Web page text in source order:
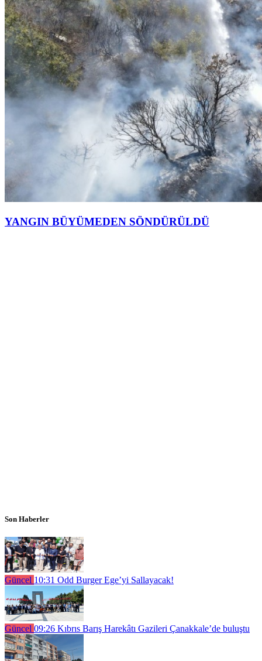
YANGIN BÜYÜMEDEN SÖNDÜRÜLDÜ
Son Haberler
Güncel 10:31 Odd Burger Ege’yi Sallayacak!
Güncel 09:26 Kıbrıs Barış Harekâtı Gazileri Çanakkale’de buluştu